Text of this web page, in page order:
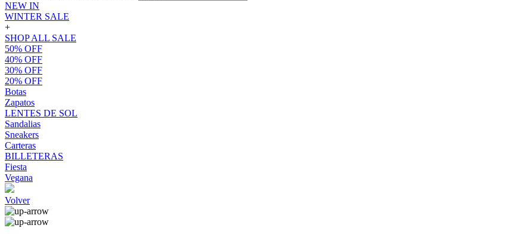
NEW IN
WINTER SALE
+
SHOP ALL SALE
50% OFF
40% OFF
30% OFF
20% OFF
Botas
Zapatos
LENTES DE SOL
Sandalias
Sneakers
Carteras
BILLETERAS
Fiesta
Vegana
Volver